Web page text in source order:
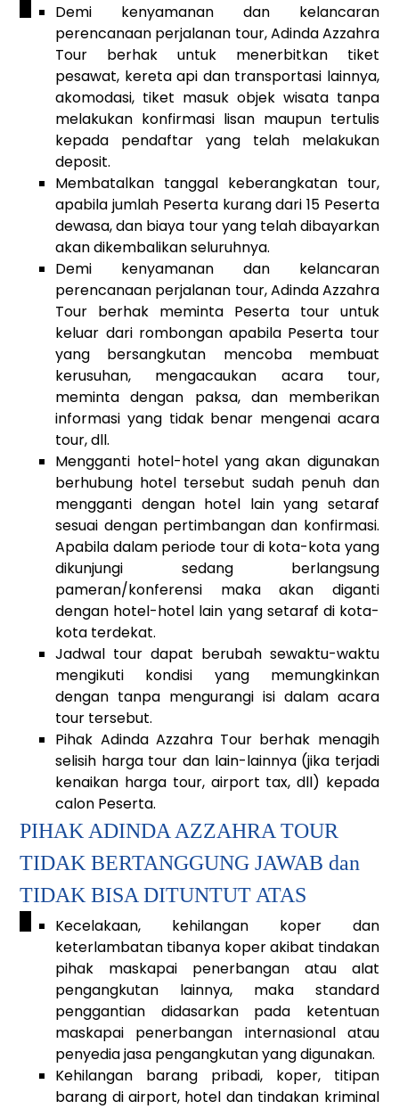
Demi kenyamanan dan kelancaran
perencanaan perjalanan tour, Adinda Azzahra
Tour berhak untuk menerbitkan tiket
pesawat, kereta api dan transportasi lainnya,
akomodasi, tiket masuk objek wisata tanpa
melakukan konfirmasi lisan maupun tertulis
kepada pendaftar yang telah melakukan
deposit.
Membatalkan tanggal keberangkatan tour,
apabila jumlah Peserta kurang dari 15 Peserta
dewasa, dan biaya tour yang telah dibayarkan
akan dikembalikan seluruhnya.
Demi kenyamanan dan kelancaran
perencanaan perjalanan tour, Adinda Azzahra
Tour berhak meminta Peserta tour untuk
keluar dari rombongan apabila Peserta tour
yang bersangkutan mencoba membuat
kerusuhan, mengacaukan acara tour,
meminta dengan paksa, dan memberikan
informasi yang tidak benar mengenai acara
tour, dll.
Mengganti hotel-hotel yang akan digunakan
berhubung hotel tersebut sudah penuh dan
mengganti dengan hotel lain yang setaraf
sesuai dengan pertimbangan dan konfirmasi.
Apabila dalam periode tour di kota-kota yang
dikunjungi sedang berlangsung
pameran/konferensi maka akan diganti
dengan hotel-hotel lain yang setaraf di kota-
kota terdekat.
Jadwal tour dapat berubah sewaktu-waktu
mengikuti kondisi yang memungkinkan
dengan tanpa mengurangi isi dalam acara
tour tersebut.
Pihak Adinda Azzahra Tour berhak menagih
selisih harga tour dan lain-lainnya (jika terjadi
kenaikan harga tour, airport tax, dll) kepada
calon Peserta.
PIHAK ADINDA AZZAHRA TOUR
TIDAK BERTANGGUNG JAWAB dan
TIDAK BISA DITUNTUT ATAS
Kecelakaan, kehilangan koper dan
keterlambatan tibanya koper akibat tindakan
pihak maskapai penerbangan atau alat
pengangkutan lainnya, maka standard
penggantian didasarkan pada ketentuan
maskapai penerbangan internasional atau
penyedia jasa pengangkutan yang digunakan.
Kehilangan barang pribadi, koper, titipan
barang di airport, hotel dan tindakan kriminal